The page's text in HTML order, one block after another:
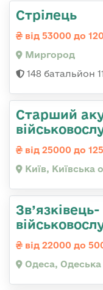
Стрілець
від 53000 до
Миргород
148 батальйон
Старший
від 25000 до
Київ, Київська
Зв’язківець-
від 22000 до
Одеса, Одеська